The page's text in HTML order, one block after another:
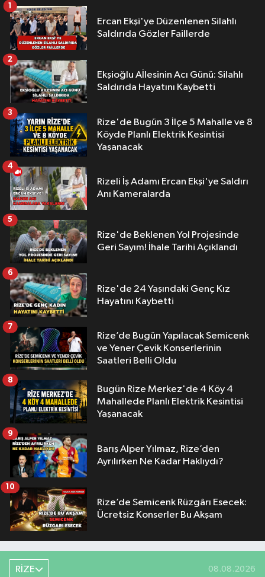
Ercan Ekşi'ye Düzenlenen Silahlı
Saldırıda Gözler Faillerde
1
Ekşioğlu Aİlesinin Acı Günü: Silahlı
Saldırıda Hayatını Kaybetti
2
Rize'de Bugün 3 İlçe 5 Mahalle ve 8
Köyde Planlı Elektrik Kesintisi
Yaşanacak
3
Rizeli İş Adamı Ercan Ekşi'ye Saldırı
Anı Kameralarda
4
Rize'de Beklenen Yol Projesinde
Geri Sayım! İhale Tarihi Açıklandı
5
Rize'de 24 Yaşındaki Genç Kız
Hayatını Kaybetti
6
Rize’de Bugün Yapılacak Semicenk
ve Yener Çevik Konserlerinin
Saatleri Belli Oldu
7
Bugün Rize Merkez'de 4 Köy 4
Mahallede Planlı Elektrik Kesintisi
Yaşanacak
8
Barış Alper Yılmaz, Rize’den
Ayrılırken Ne Kadar Haklıydı?
9
Rize’de Semicenk Rüzgârı Esecek:
Ücretsiz Konserler Bu Akşam
10
RİZE 08.08.2026